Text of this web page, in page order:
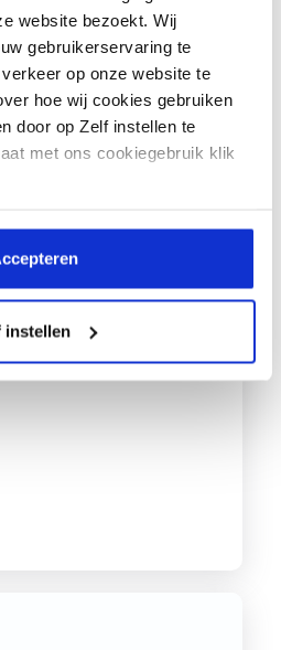
website bezoekt. Wij
gebruikerservaring te
op onze website te
hoe wij cookies gebruiken
door op Zelf instellen te
met ons cookiegebruik klik
instellen
ernstige astma – en
laatste jaar van de
en staat het...